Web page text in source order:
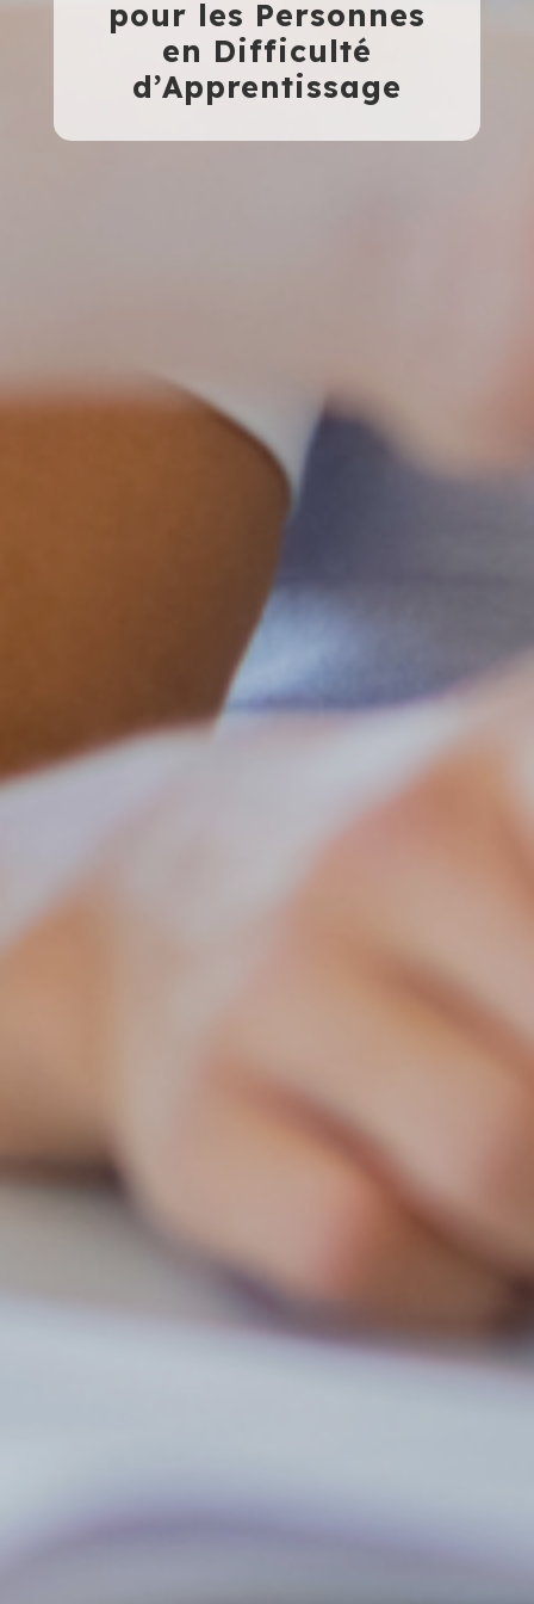
pour les Personnes
en Difficulté
d’Apprentissage